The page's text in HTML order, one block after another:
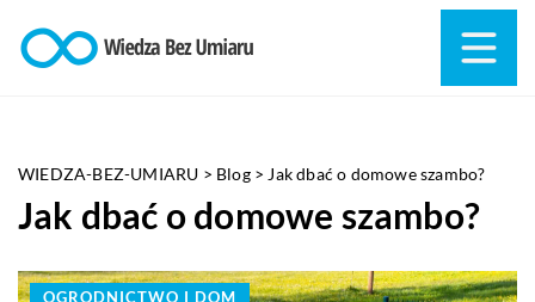
WIEDZA-BEZ-UMIARU > Blog> Jak dbać o domowe szambo?
Jak dbać o domowe szambo?
OGRODNICTWO I DOM